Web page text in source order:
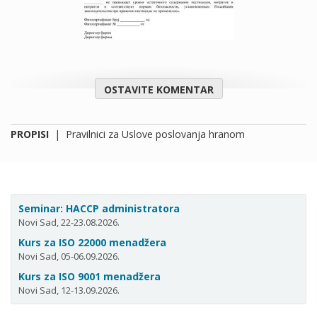
OSTAVITE KOMENTAR
PROPISI | Pravilnici za Uslove poslovanja hranom
Seminar: HACCP administratora
Novi Sad, 22-23.08.2026.
Kurs za ISO 22000 menadžera
Novi Sad, 05-06.09.2026.
Kurs za ISO 9001 menadžera
Novi Sad, 12-13.09.2026.